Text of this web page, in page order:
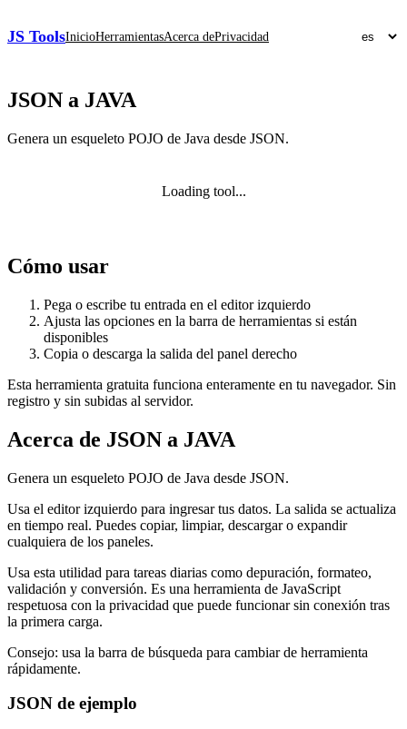
JS ToolsInicioHerramientasAcerca dePrivacidad
JSON a JAVA
Genera un esqueleto POJO de Java desde JSON.
Loading tool...
Cómo usar
Pega o escribe tu entrada en el editor izquierdo
Ajusta las opciones en la barra de herramientas si están
disponibles
Copia o descarga la salida del panel derecho
Esta herramienta gratuita funciona enteramente en tu navegador. Sin
registro y sin subidas al servidor.
Acerca de JSON a JAVA
Genera un esqueleto POJO de Java desde JSON.
Usa el editor izquierdo para ingresar tus datos. La salida se actualiza
en tiempo real. Puedes copiar, limpiar, descargar o expandir
cualquiera de los paneles.
Usa esta utilidad para tareas diarias como depuración, formateo,
validación y conversión. Es una herramienta de JavaScript
respetuosa con la privacidad que puede funcionar sin conexión tras
la primera carga.
Consejo: usa la barra de búsqueda para cambiar de herramienta
rápidamente.
JSON de ejemplo